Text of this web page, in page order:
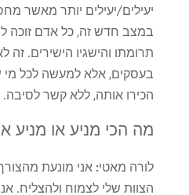
יעילים/יעילים יותר מאשר
במצב חדש זה, כל אדם זוכה
תרומתו והישגיו הישירים. זה
בעסקים, אלא למעשה לכל מי
הכירו אותה, ללא קשר לסיבה.
מה הכי מניע או מניע
לורה מאטי: אני מונעת
הצוות שלי לצמוח ולהצליח.